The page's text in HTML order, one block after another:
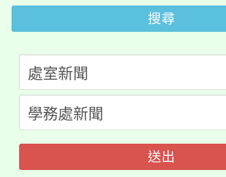
代理(課)教師甄選結果(
車」活動
桃園市115學年度學生
生本土語及新住民語歌
公告本校115學年度第
代理(課)教師甄選結果(
公告本校115學年度第
代理(課)教師甄選結果(
轉知中國文化大學推廣
《TA101》溝通分析基
程，歡迎學生輔導中心
搜尋
送出